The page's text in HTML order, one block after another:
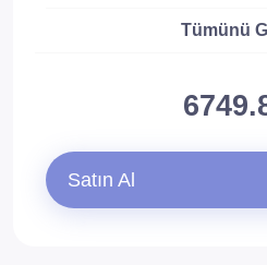
Tümünü
Satın Al